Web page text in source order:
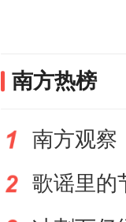
南方热榜
南方观察